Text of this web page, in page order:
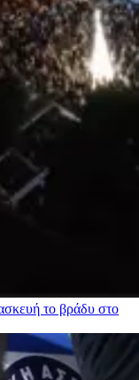
το βράδυ στο